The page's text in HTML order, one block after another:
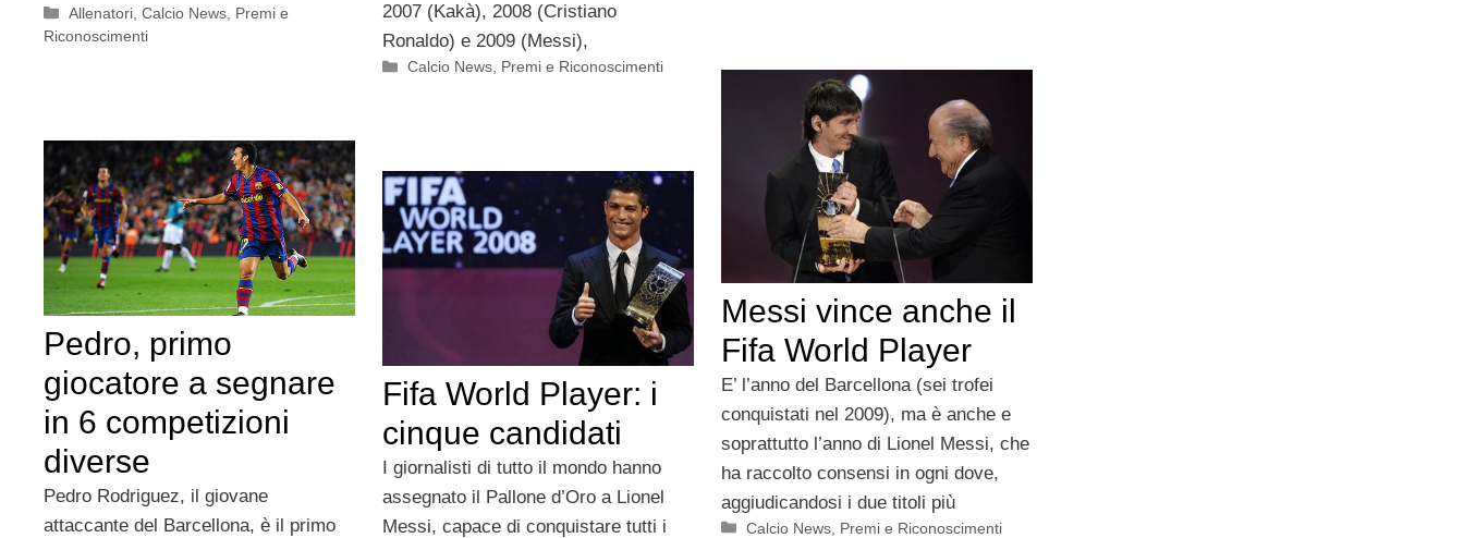
Categorie
Allenatori ,Calcio News Premi e
Riconoscimenti
2007 (Kakà), 2008 (Cristiano
Ronaldo) e 2009 (Messi),
Categorie
Calcio News Premi e Riconoscimenti
Messi vince anche il
Fifa World Player
E’ l’anno del Barcellona (sei trofei
conquistati nel 2009), ma è anche e
soprattutto l’anno di Lionel Messi, che
ha raccolto consensi in ogni dove,
aggiudicandosi i due titoli più
Categorie
Calcio News Premi e Riconoscimenti
Pedro, primo
giocatore a segnare
in 6 competizioni
diverse
Pedro Rodriguez, il giovane
attaccante del Barcellona, è il primo
Fifa World Player: i
cinque candidati
I giornalisti di tutto il mondo hanno
assegnato il Pallone d’Oro a Lionel
Messi, capace di conquistare tutti i